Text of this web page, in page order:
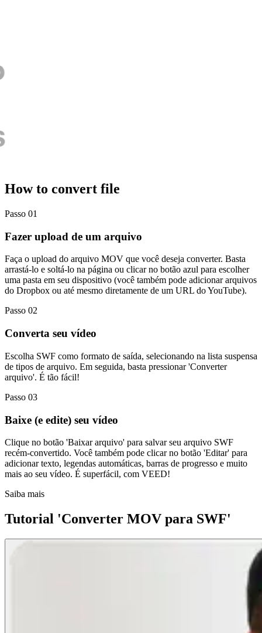
How to convert file
Passo 01
Fazer upload de um arquivo
Faça o upload do arquivo MOV que você deseja converter. Basta
arrastá-lo e soltá-lo na página ou clicar no botão azul para escolher
uma pasta em seu dispositivo (você também pode adicionar arquivos
do Dropbox ou até mesmo diretamente de um URL do YouTube).
Passo 02
Converta seu vídeo
Escolha SWF como formato de saída, selecionando na lista suspensa
de tipos de arquivo. Em seguida, basta pressionar 'Converter
arquivo'. É tão fácil!
Passo 03
Baixe (e edite) seu vídeo
Clique no botão 'Baixar arquivo' para salvar seu arquivo SWF
recém-convertido. Você também pode clicar no botão 'Editar' para
adicionar texto, legendas automáticas, barras de progresso e muito
mais ao seu vídeo. É superfácil, com VEED!
Saiba mais
Tutorial 'Converter MOV para SWF'